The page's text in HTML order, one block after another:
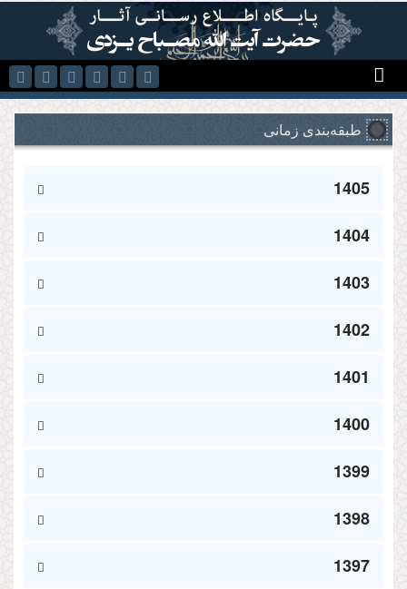
رفتن به محتوای اصلی
طبقه‌بندی زمانی
1405
1404
1403
1402
1401
1400
1399
1398
1397